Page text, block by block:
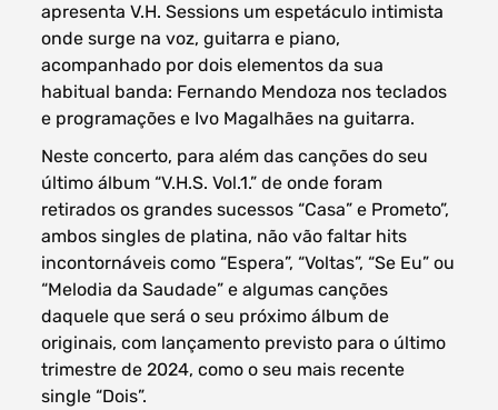
apresenta V.H. Sessions um espetáculo intimista
onde surge na voz, guitarra e piano,
acompanhado por dois elementos da sua
habitual banda: Fernando Mendoza nos teclados
e programações e Ivo Magalhães na guitarra.
Neste concerto, para além das canções do seu
último álbum “V.H.S. Vol.1.” de onde foram
retirados os grandes sucessos “Casa” e Prometo”,
ambos singles de platina, não vão faltar hits
incontornáveis como “Espera”, “Voltas”, “Se Eu” ou
“Melodia da Saudade” e algumas canções
daquele que será o seu próximo álbum de
originais, com lançamento previsto para o último
trimestre de 2024, como o seu mais recente
single “Dois”.